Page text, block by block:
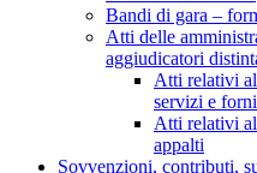
Bandi di gara –
Atti delle
aggiudicatori
Atti relativi
servizi e
Atti relativi
appalti
Sovvenzioni, contributi,